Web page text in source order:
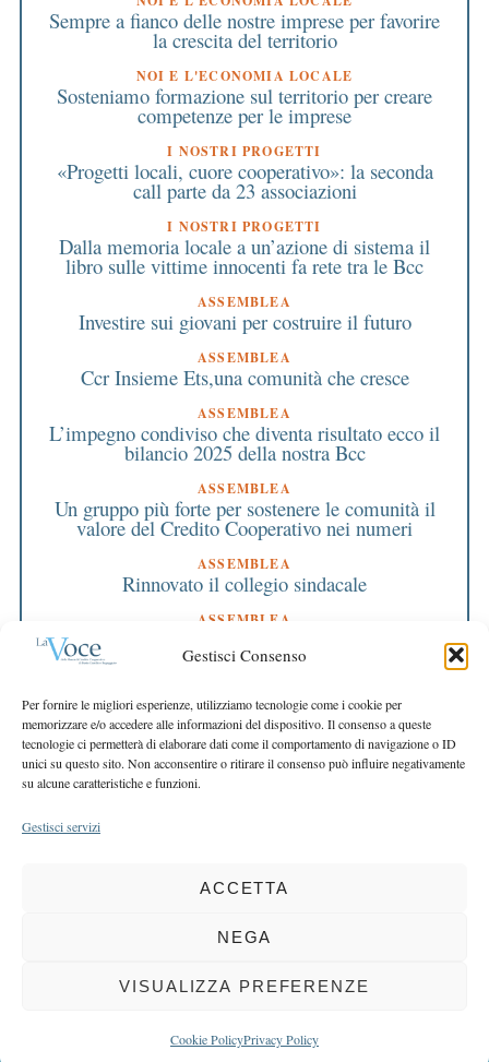
Gestisci Consenso
Per fornire le migliori esperienze, utilizziamo tecnologie come i cookie per
memorizzare e/o accedere alle informazioni del dispositivo. Il consenso a queste
tecnologie ci permetterà di elaborare dati come il comportamento di navigazione o ID
unici su questo sito. Non acconsentire o ritirare il consenso può influire negativamente
su alcune caratteristiche e funzioni.
Gestisci servizi
ACCETTA
NEGA
VISUALIZZA PREFERENZE
Cookie PolicyPrivacy Policy
Sempre a fianco delle nostre imprese per favorire
la crescita del territorio
NOI E L'ECONOMIA LOCALE
Sosteniamo formazione sul territorio per creare
competenze per le imprese
I NOSTRI PROGETTI
«Progetti locali, cuore cooperativo»: la seconda
call parte da 23 associazioni
I NOSTRI PROGETTI
Dalla memoria locale a un’azione di sistema il
libro sulle vittime innocenti fa rete tra le Bcc
ASSEMBLEA
Investire sui giovani per costruire il futuro
ASSEMBLEA
Ccr Insieme Ets,una comunità che cresce
ASSEMBLEA
L’impegno condiviso che diventa risultato ecco il
bilancio 2025 della nostra Bcc
ASSEMBLEA
Un gruppo più forte per sostenere le comunità il
valore del Credito Cooperativo nei numeri
ASSEMBLEA
Rinnovato il collegio sindacale
ASSEMBLEA
Bilancio approvato all’unanimità e 2 milioni
destinati al territorio
EDITORIALE DIRETTORE
Crescere restando riconoscibili
EDITORIALE PRESIDENTE
Costruire futuro insieme
COPYRIGHT 2025 LA VOCE |PRIVACY
BCC DI BUSTO GAROLFO E BUGUGGIATE